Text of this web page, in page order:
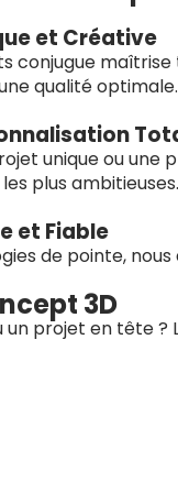
et Créative
conjugue
qualité optimale.
unique ou
plus ambitieuses.
et Fiable
de pointe,
3D
un projet en tête